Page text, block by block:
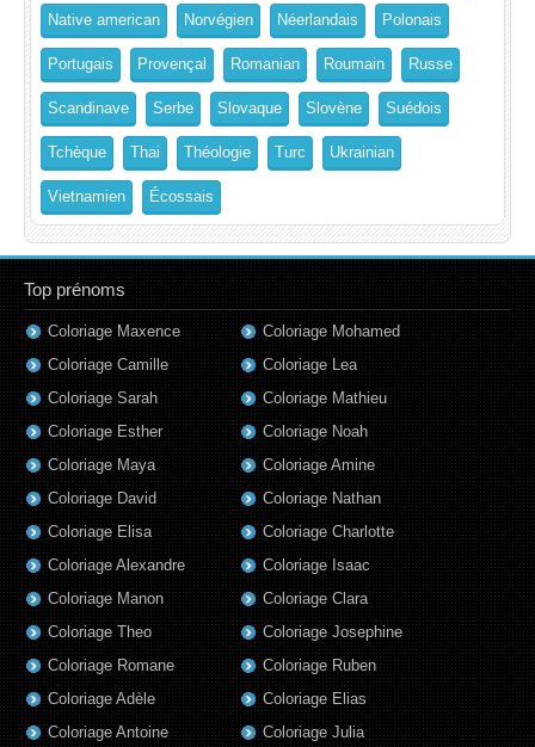
Native american Norvégien Néerlandais Polonais
Portugais Provençal Romanian Roumain Russe
Scandinave Serbe Slovaque Slovène Suédois
Tchèque Thai Théologie Turc Ukrainian
Vietnamien Écossais
Top prénoms
Coloriage Maxence
Coloriage Camille
Coloriage Sarah
Coloriage Esther
Coloriage Maya
Coloriage David
Coloriage Elisa
Coloriage Alexandre
Coloriage Manon
Coloriage Theo
Coloriage Romane
Coloriage Adèle
Coloriage Antoine
Coloriage Mohamed
Coloriage Lea
Coloriage Mathieu
Coloriage Noah
Coloriage Amine
Coloriage Nathan
Coloriage Charlotte
Coloriage Isaac
Coloriage Clara
Coloriage Josephine
Coloriage Ruben
Coloriage Elias
Coloriage Julia